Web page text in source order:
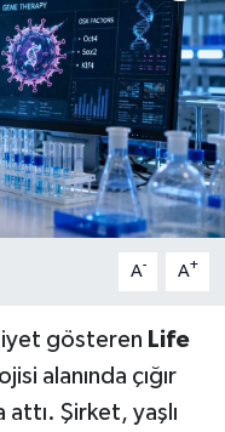
A- A+
gösteren Life
alanında çığır
Şirket, yaşlı